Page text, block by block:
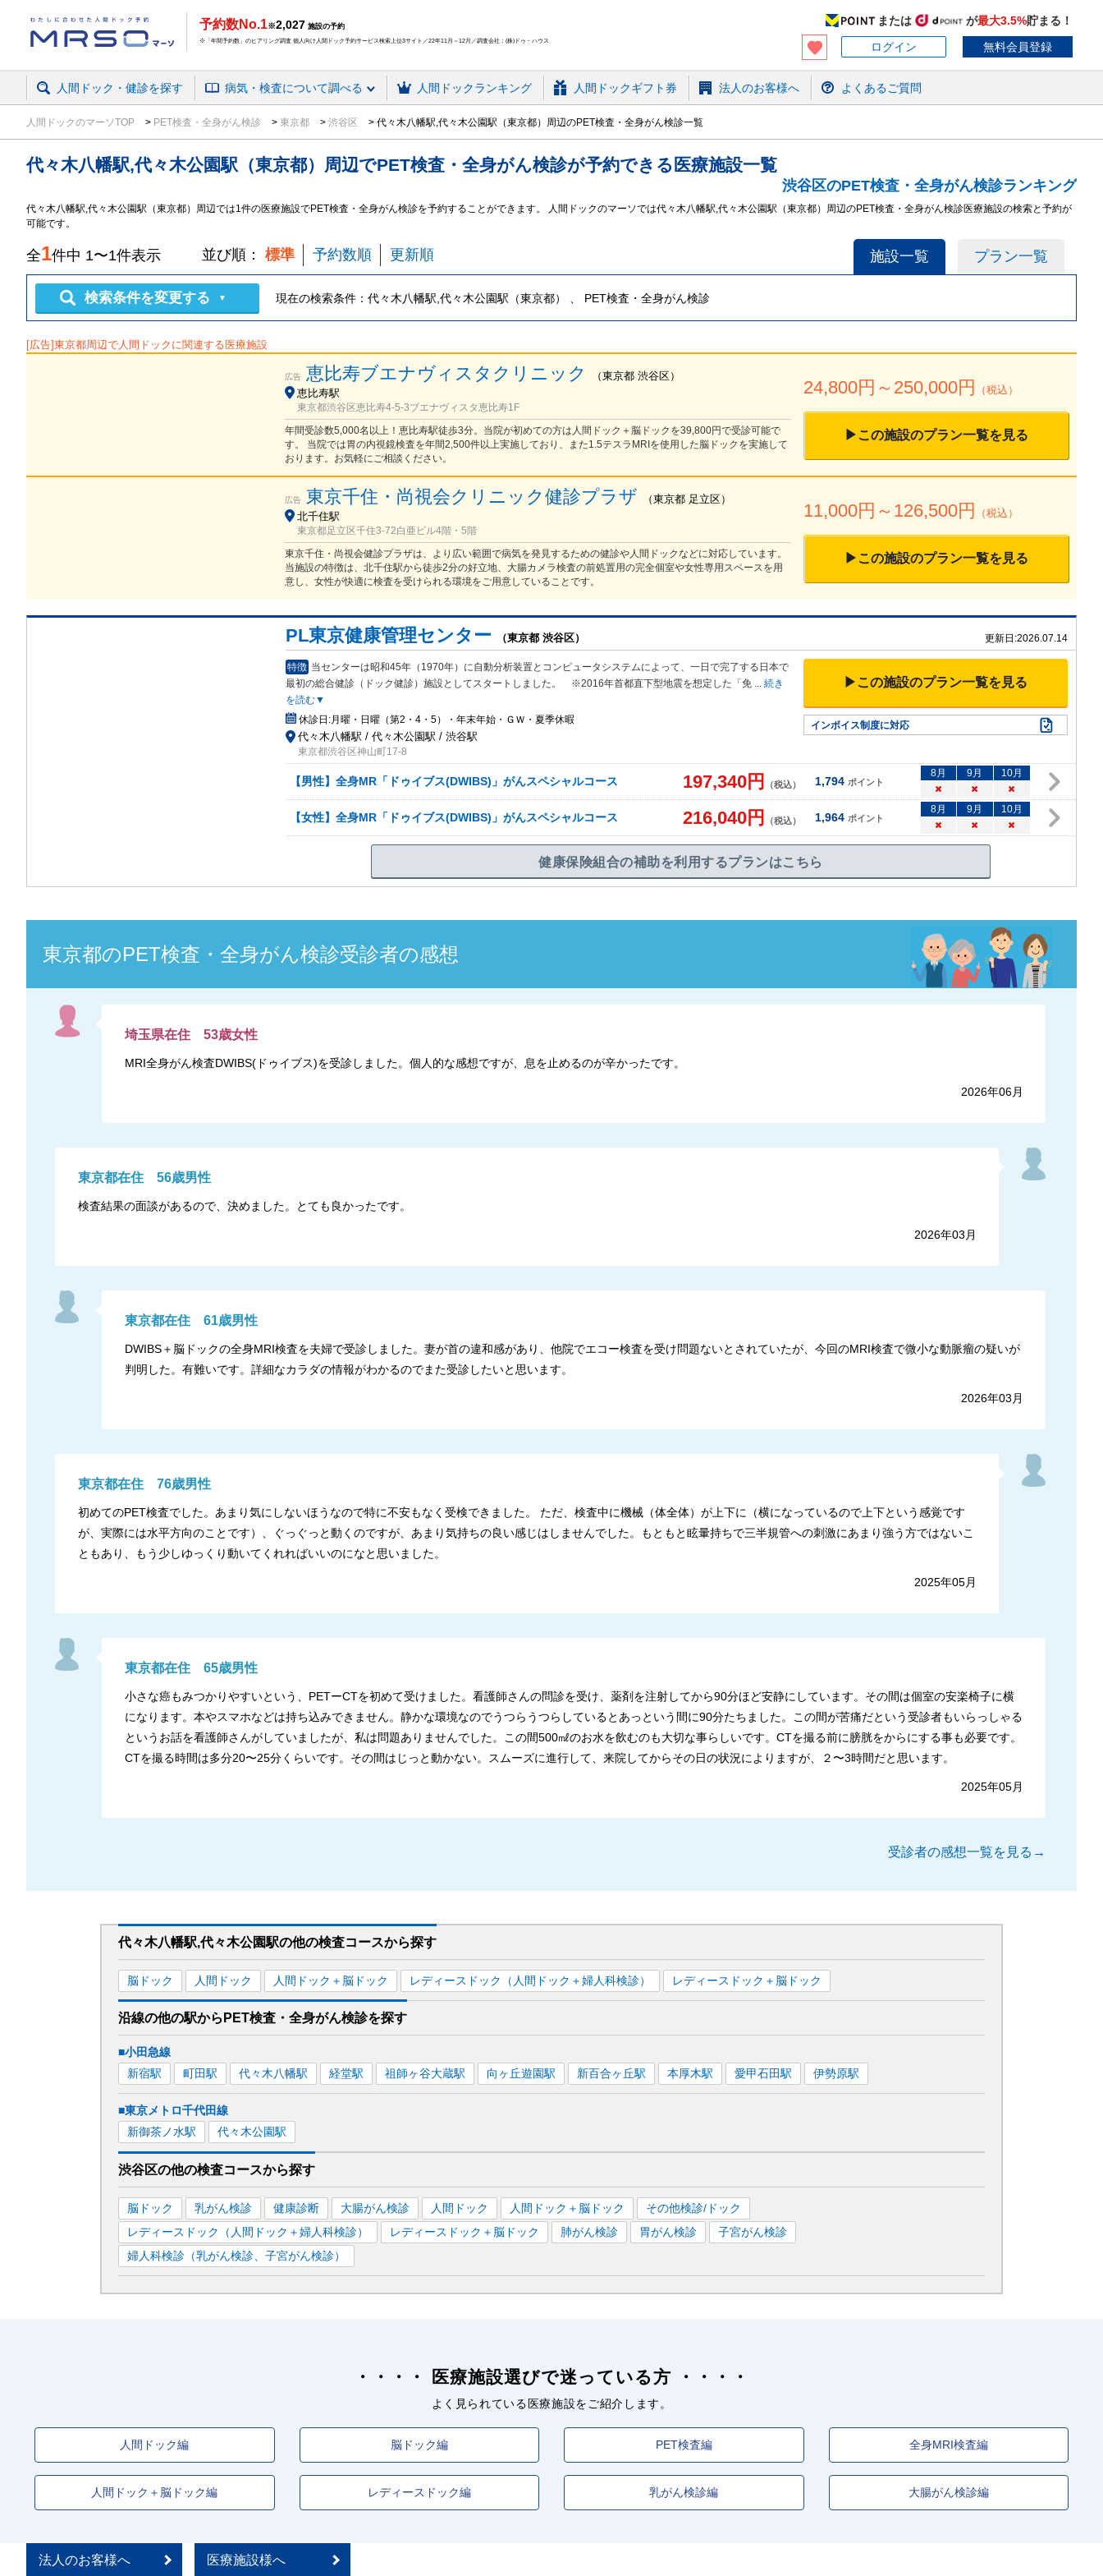
予約数No.1※2,027 施設の予約
※「年間予約数」のヒアリング調査 個人向け人間ドック予約サービス検索上位3サイト／22年11月～12月／調査会社：(株)ドゥ・ハウス
または が最大3.5%貯まる！
ログイン
無料会員登録
人間ドック・健診を探す 病気・検査について調べる 人間ドックランキング 人間ドックギフト券 法人のお客様へ よくあるご質問
人間ドックのマーソTOP PET検査・全身がん検診 東京都 渋谷区 代々木八幡駅,代々木公園駅（東京都）周辺のPET検査・全身がん検診一覧
代々木八幡駅,代々木公園駅（東京都）周辺でPET検査・全身がん検診が予約できる 医療施設一覧
渋谷区のPET検査・全身がん検診ランキング
代々木八幡駅,代々木公園駅（東京都）周辺では1件の医療施設でPET検査・全身がん検診を予約することができます。 人間ドックのマーソでは代々木八幡駅,代々木公園駅（東京都）周辺のPET検査・全身がん検診医療施設の検索と予約が
可能です。
施設一覧 プラン一覧
全1件中 1〜1件表示 並び順： 標準 予約数順 更新順
検索条件を変更する ▼ 現在の検索条件： 代々木八幡駅,代々木公園駅（東京都） 、 PET検査・全身がん検診
[広告]東京都周辺で人間ドックに関連する医療施設
広告 恵比寿ブエナヴィスタクリニック （東京都 渋谷区）
恵比寿駅
東京都渋谷区恵比寿4-5-3ブエナヴィスタ恵比寿1F
年間受診数5,000名以上！恵比寿駅徒歩3分。当院が初めての方は人間ドック＋脳ドックを39,800円で受診可能で
す。 当院では胃の内視鏡検査を年間2,500件以上実施しており、また1.5テスラMRIを使用した脳ドックを実施して
おります。お気軽にご相談ください。
24,800円～ 250,000円 （税込）
▶この施設のプラン一覧を見る
広告 東京千住・尚視会クリニック健診プラザ （東京都 足立区）
北千住駅
東京都足立区千住3-72白亜ビル4階・5階
東京千住・尚視会健診プラザは、より広い範囲で病気を発見するための健診や人間ドックなどに対応しています。
当施設の特徴は、北千住駅から徒歩2分の好立地、大腸カメラ検査の前処置用の完全個室や女性専用スペースを用
意し、女性が快適に検査を受けられる環境をご用意していることです。
11,000円～ 126,500円 （税込）
▶この施設のプラン一覧を見る
PL東京健康管理センター （東京都 渋谷区） 更新日:2026.07.14
特徴 当センターは昭和45年（1970年）に自動分析装置とコンピュータシステムによって、一日で完了する日本で
最初の総合健診（ドック健診）施設としてスタートしました。 ※2016年首都直下型地震を想定した「免 ... 続き
を読む▼
休診日:月曜・日曜（第2・4・5）・年末年始・ＧＷ・夏季休暇
代々木八幡駅 / 代々木公園駅 / 渋谷駅
東京都渋谷区神山町17-8
▶この施設のプラン一覧を見る
インボイス制度に対応
【男性】全身MR「ドゥイブス(DWIBS)」がんスペシャルコース 197,340円 （税込） 1,794 ポイント
8月 9月 10月
×
× ×
【女性】全身MR「ドゥイブス(DWIBS)」がんスペシャルコース 216,040円 （税込） 1,964 ポイント
8月 9月 10月
×
× ×
健康保険組合の補助を利用するプランはこちら
東京都のPET検査・全身がん検診受診者の感想
埼玉県在住 53歳女性
MRI全身がん検査DWIBS(ドゥイブス)を受診しました。個人的な感想ですが、息を止めるのが辛かったです。
2026年06月
東京都在住 56歳男性
検査結果の面談があるので、決めました。とても良かったです。
2026年03月
東京都在住 61歳男性
DWIBS＋脳ドックの全身MRI検査を夫婦で受診しました。妻が首の違和感があり、他院でエコー検査を受け問題ないとされていたが、今回のMRI検査で微小な動脈瘤の疑いが
判明した。有難いです。詳細なカラダの情報がわかるのでまた受診したいと思います。
2026年03月
東京都在住 76歳男性
初めてのPET検査でした。あまり気にしないほうなので特に不安もなく受検できました。 ただ、検査中に機械（体全体）が上下に（横になっているので上下という感覚です
が、実際には水平方向のことです）、ぐっぐっと動くのですが、あまり気持ちの良い感じはしませんでした。もともと眩暈持ちで三半規管への刺激にあまり強う方ではないこ
ともあり、もう少しゆっくり動いてくれればいいのになと思いました。
2025年05月
東京都在住 65歳男性
小さな癌もみつかりやすいという、PETーCTを初めて受けました。看護師さんの問診を受け、薬剤を注射してから90分ほど安静にしています。その間は個室の安楽椅子に横
になります。本やスマホなどは持ち込みできません。静かな環境なのでうつらうつらしているとあっという間に90分たちました。この間が苦痛だという受診者もいらっしゃる
というお話を看護師さんがしていましたが、私は問題ありませんでした。この間500㎖のお水を飲むのも大切な事らしいです。CTを撮る前に膀胱をからにする事も必要です。
CTを撮る時間は多分20〜25分くらいです。その間はじっと動かない。スムーズに進行して、来院してからその日の状況によりますが、２〜3時間だと思います。
2025年05月
受診者の感想一覧を見る→
代々木八幡駅,代々木公園駅の他の検査コースから探す
脳ドック 人間ドック 人間ドック＋脳ドック レディースドック（人間ドック＋婦人科検診） レディースドック＋脳ドック
沿線の他の駅から PET検査・全身がん検診を探す
■小田急線
新宿駅 町田駅 代々木八幡駅 経堂駅 祖師ヶ谷大蔵駅 向ヶ丘遊園駅 新百合ヶ丘駅 本厚木駅 愛甲石田駅 伊勢原駅
■東京メトロ千代田線
新御茶ノ水駅 代々木公園駅
渋谷区の他の検査コースから探す
脳ドック 乳がん検診 健康診断 大腸がん検診 人間ドック 人間ドック＋脳ドック
その他検診/ドック
レディースドック（人間ドック＋婦人科検診）
レディースドック＋脳ドック 肺がん検診 胃がん検診
子宮がん検診
婦人科検診（乳がん検診、子宮がん検診）
医療施設選びで迷っている方
よく見られている医療施設をご紹介します。
人間ドック編 脳ドック編 PET検査編 全身MRI検査編
人間ドック＋脳ドック編 レディースドック編 乳がん検診編 大腸がん検診編
法人のお客様へ 医療施設様へ